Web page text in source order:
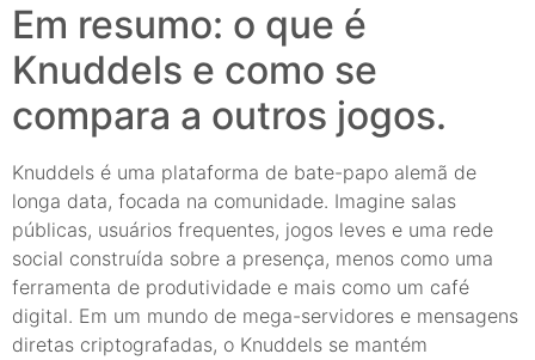
Em resumo: o que é
Knuddels e como se
compara a outros jogos.
Knuddels é uma plataforma de bate-papo alemã de
longa data, focada na comunidade. Imagine salas
públicas, usuários frequentes, jogos leves e uma rede
social construída sobre a presença, menos como uma
ferramenta de produtividade e mais como um café
digital. Em um mundo de mega-servidores e mensagens
diretas criptografadas, o Knuddels se mantém